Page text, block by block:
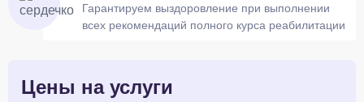
Гарантируем выздоровление при выполнении
всех рекомендаций полного курса реабилитации
Цены на услуги